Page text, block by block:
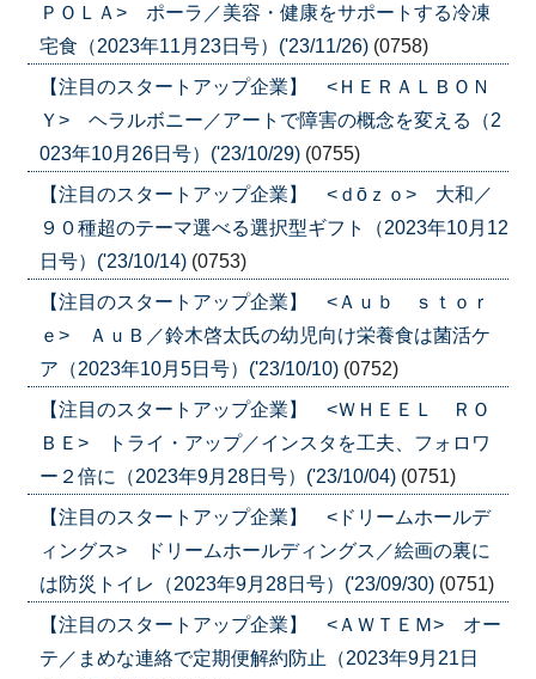
ＰＯＬＡ> ポーラ／美容・健康をサポートする冷凍
宅食（2023年11月23日号）('23/11/26) (0758)
【注目のスタートアップ企業】 <ＨＥＲＡＬＢＯＮ
Ｙ> ヘラルボニー／アートで障害の概念を変える（2
023年10月26日号）('23/10/29) (0755)
【注目のスタートアップ企業】 <ｄōｚｏ> 大和／
９０種超のテーマ選べる選択型ギフト（2023年10月12
日号）('23/10/14) (0753)
【注目のスタートアップ企業】 <Ａｕｂ ｓｔｏｒ
ｅ> ＡｕＢ／鈴木啓太氏の幼児向け栄養食は菌活ケ
ア（2023年10月5日号）('23/10/10) (0752)
【注目のスタートアップ企業】 <ＷＨＥＥＬ ＲＯ
ＢＥ> トライ・アップ／インスタを工夫、フォロワ
ー２倍に（2023年9月28日号）('23/10/04) (0751)
【注目のスタートアップ企業】 <ドリームホールデ
ィングス> ドリームホールディングス／絵画の裏に
は防災トイレ（2023年9月28日号）('23/09/30) (0751)
【注目のスタートアップ企業】 <ＡＷＴＥＭ> オー
テ／まめな連絡で定期便解約防止（2023年9月21日